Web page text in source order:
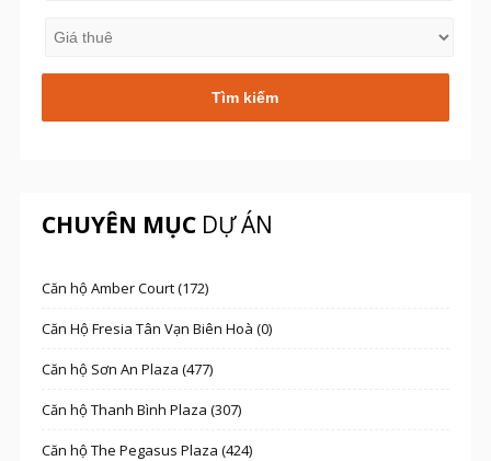
CHUYÊN MỤCDỰ ÁN
Căn hộ Amber Court (172)
Căn Hộ Fresia Tân Vạn Biên Hoà (0)
Căn hộ Sơn An Plaza (477)
Căn hộ Thanh Bình Plaza (307)
Căn hộ The Pegasus Plaza (424)